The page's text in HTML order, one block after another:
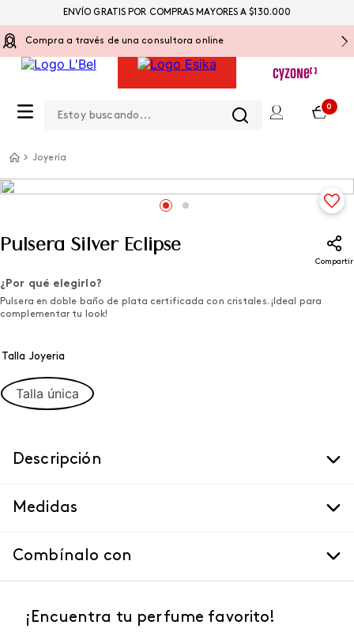
Compra a través de una consultora online
0
ENVÍO GRATIS POR COMPRAS MAYORES A $130.000
Joyería
Pulsera Silver Eclipse
Compartir
¿Por qué elegirlo?
Pulsera en doble baño de plata certificada con cristales. ¡Ideal para
complementar tu look!
Talla Joyeria
Talla única
Descripción
Medidas
Combínalo con
¡Encuentra tu perfume favorito!